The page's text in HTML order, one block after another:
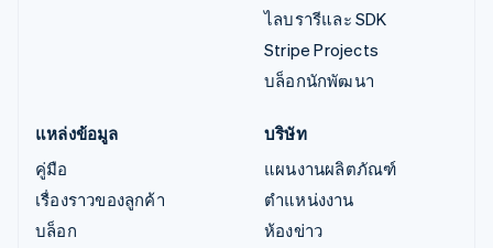
ไลบรารีและ SDK
Stripe Projects
บล็อกนักพัฒนา
แหล่งข้อมูล
คู่มือ
เรื่องราวของลูกค้า
บล็อก
บริษัท
แผนงานผลิตภัณฑ์
ตำแหน่งงาน
ห้องข่าว